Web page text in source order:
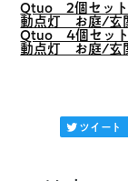
Qtuo 2個セッ
動点灯 お庭/玄
Qtuo 4個セッ
動点灯 お庭/玄
ツイート